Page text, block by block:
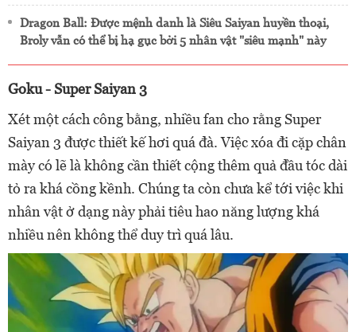
Dragon Ball: Được mệnh danh là Siêu Saiyan huyền thoại,
Broly vẫn có thể bị hạ gục bởi 5 nhân vật "siêu mạnh" này
Goku - Super Saiyan 3
Xét một cách công bằng, nhiều fan cho rằng Super
Saiyan 3 được thiết kế hơi quá đà. Việc xóa đi cặp chân
mày có lẽ là không cần thiết cộng thêm quả đầu tóc dài
tỏ ra khá cồng kềnh. Chúng ta còn chưa kể tới việc khi
nhân vật ở dạng này phải tiêu hao năng lượng khá
nhiều nên không thể duy trì quá lâu.